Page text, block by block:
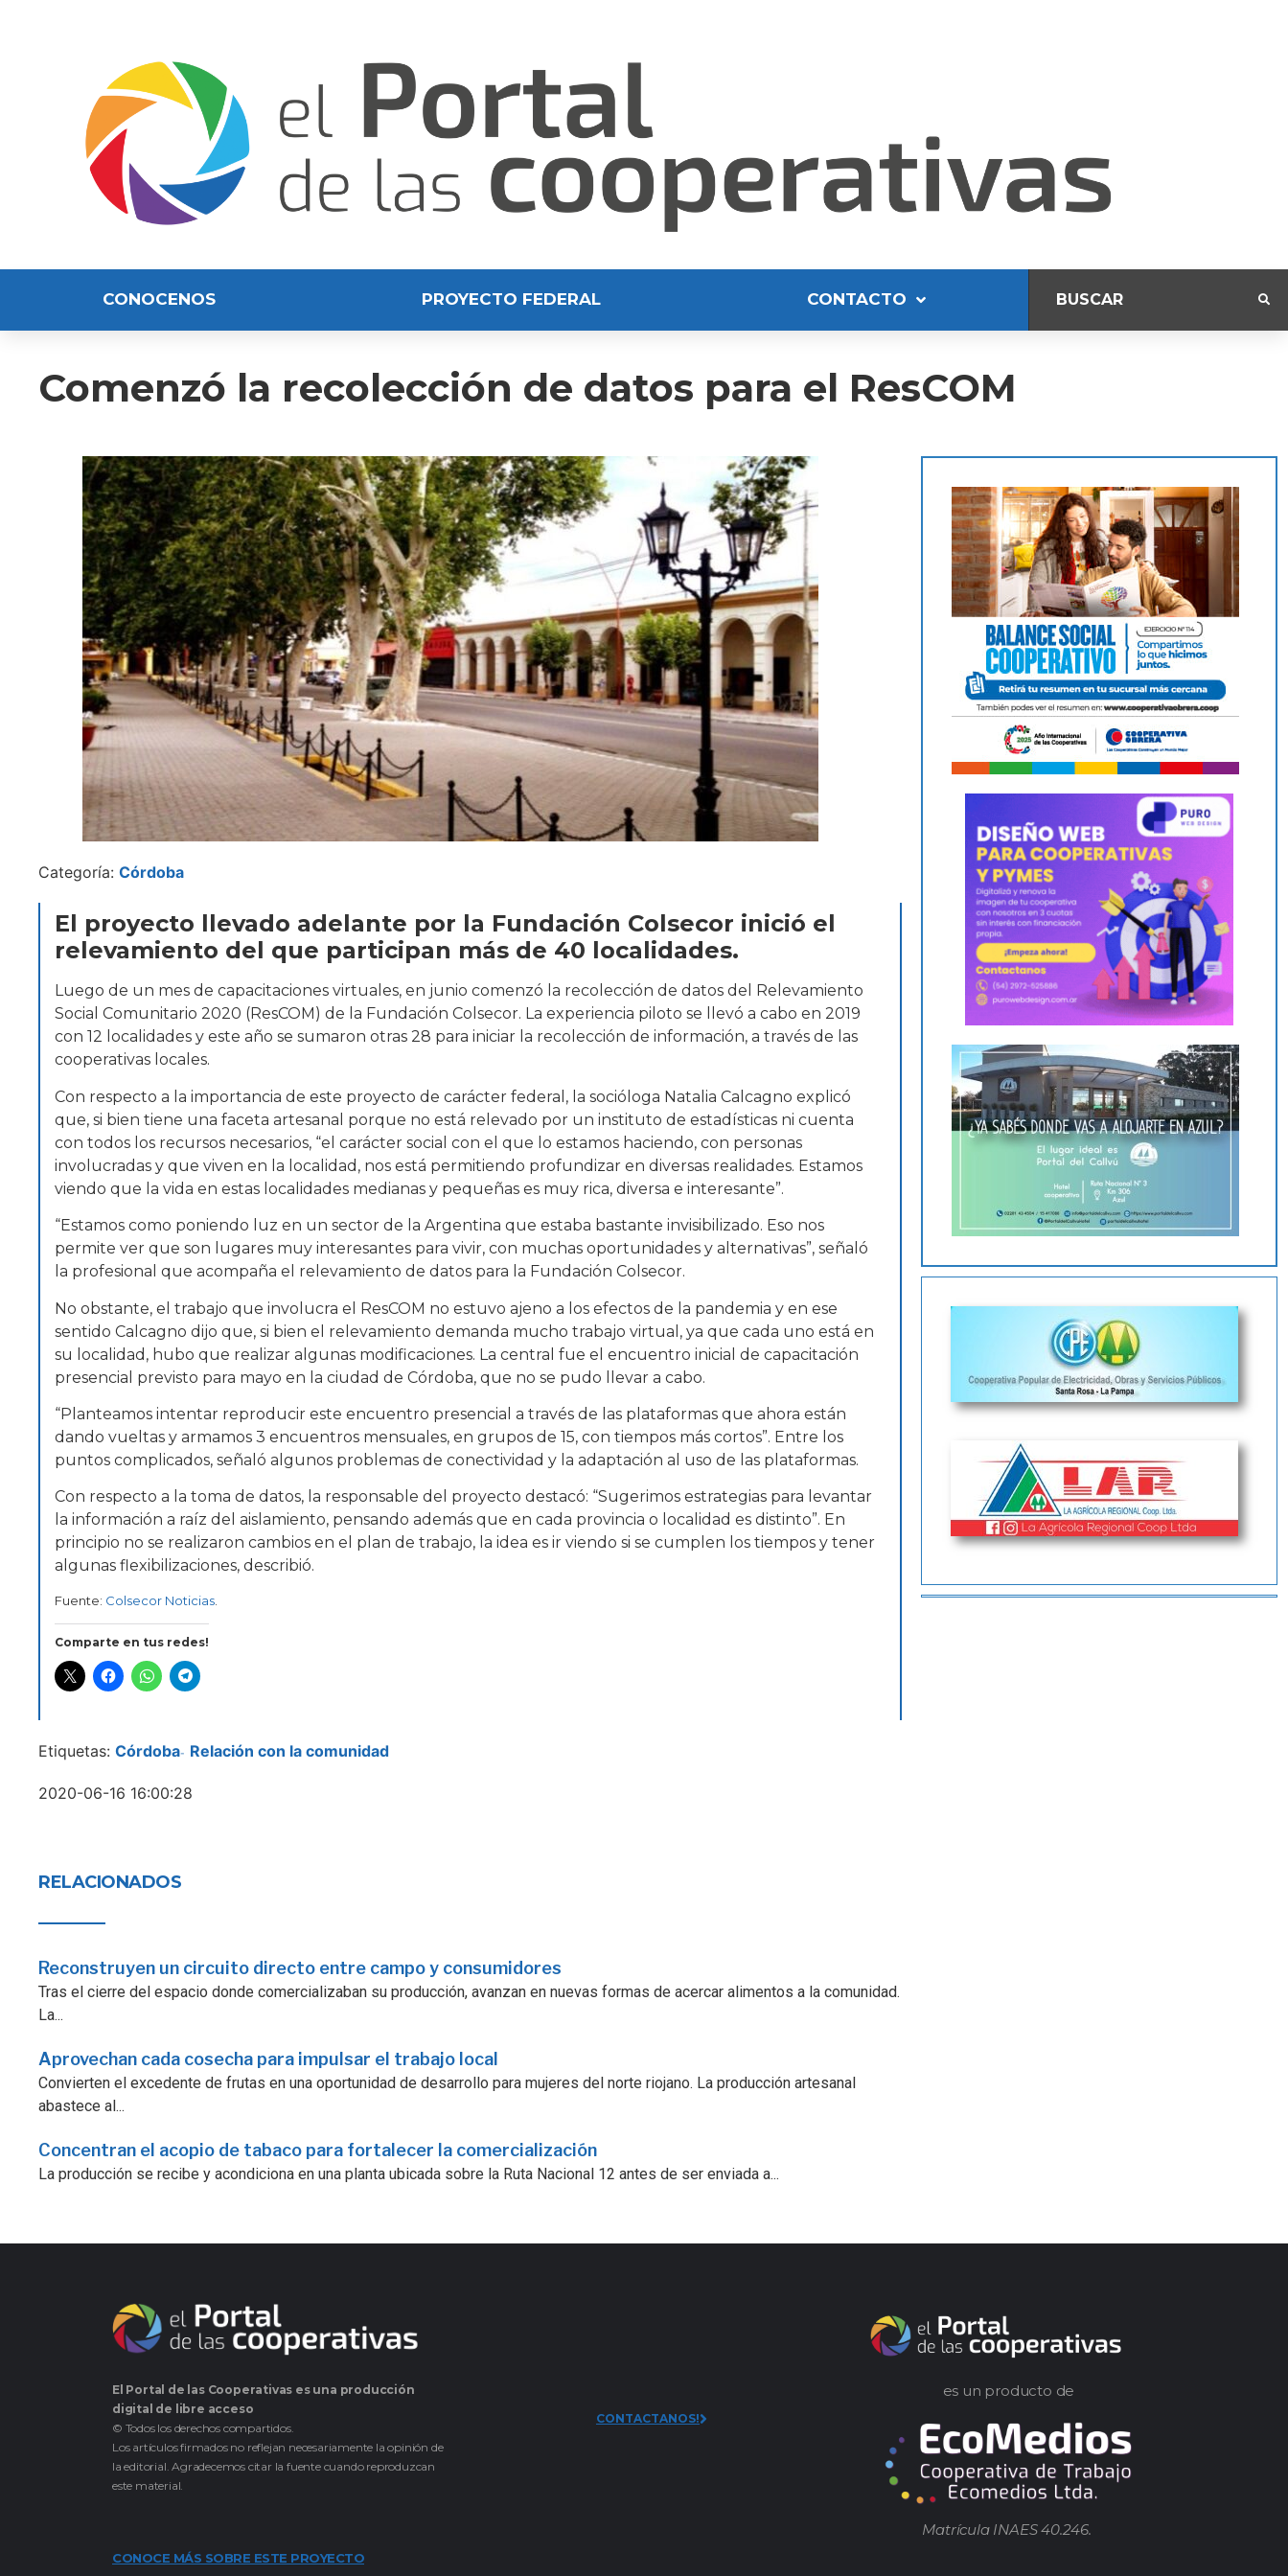
CONOCENOS PROYECTO FEDERAL CONTACTO
Comenzó la recolección de datos para el ResCOM
Categoría: Córdoba
El proyecto llevado adelante por la Fundación Colsecor inició el
relevamiento del que participan más de 40 localidades.
Luego de un mes de capacitaciones virtuales, en junio comenzó la recolección de datos del Relevamiento
Social Comunitario 2020 (ResCOM) de la Fundación Colsecor. La experiencia piloto se llevó a cabo en 2019
con 12 localidades y este año se sumaron otras 28 para iniciar la recolección de información, a través de las
cooperativas locales.
Con respecto a la importancia de este proyecto de carácter federal, la socióloga Natalia Calcagno explicó
que, si bien tiene una faceta artesanal porque no está relevado por un instituto de estadísticas ni cuenta
con todos los recursos necesarios, “el carácter social con el que lo estamos haciendo, con personas
involucradas y que viven en la localidad, nos está permitiendo profundizar en diversas realidades. Estamos
viendo que la vida en estas localidades medianas y pequeñas es muy rica, diversa e interesante”.
“Estamos como poniendo luz en un sector de la Argentina que estaba bastante invisibilizado. Eso nos
permite ver que son lugares muy interesantes para vivir, con muchas oportunidades y alternativas”, señaló
la profesional que acompaña el relevamiento de datos para la Fundación Colsecor.
No obstante, el trabajo que involucra el ResCOM no estuvo ajeno a los efectos de la pandemia y en ese
sentido Calcagno dijo que, si bien el relevamiento demanda mucho trabajo virtual, ya que cada uno está en
su localidad, hubo que realizar algunas modificaciones. La central fue el encuentro inicial de capacitación
presencial previsto para mayo en la ciudad de Córdoba, que no se pudo llevar a cabo.
“Planteamos intentar reproducir este encuentro presencial a través de las plataformas que ahora están
dando vueltas y armamos 3 encuentros mensuales, en grupos de 15, con tiempos más cortos”. Entre los
puntos complicados, señaló algunos problemas de conectividad y la adaptación al uso de las plataformas.
Con respecto a la toma de datos, la responsable del proyecto destacó: “Sugerimos estrategias para levantar
la información a raíz del aislamiento, pensando además que en cada provincia o localidad es distinto”. En
principio no se realizaron cambios en el plan de trabajo, la idea es ir viendo si se cumplen los tiempos y tener
algunas flexibilizaciones, describió.
Fuente: Colsecor Noticias
Comparte en tus redes!
Etiquetas: Córdoba- Relación con la comunidad
2020-06-16 16:00:28
RELACIONADOS
Reconstruyen un circuito directo entre campo y consumidores
Tras el cierre del espacio donde comercializaban su producción, avanzan en nuevas formas de acercar alimentos a la comunidad.
La...
Aprovechan cada cosecha para impulsar el trabajo local
Convierten el excedente de frutas en una oportunidad de desarrollo para mujeres del norte riojano. La producción artesanal
abastece al...
Concentran el acopio de tabaco para fortalecer la comercialización
La producción se recibe y acondiciona en una planta ubicada sobre la Ruta Nacional 12 antes de ser enviada a...
El Portal de las Cooperativas es una producción
digital de libre acceso
© Todos los derechos compartidos.
Los artículos firmados no reflejan necesariamente la opinión de
la editorial. Agradecemos citar la fuente cuando reproduzcan
este material.
CONOCE MÁS SOBRE ESTE PROYECTO
CONTACTANOS!
es un producto de
Matrícula INAES 40.246.